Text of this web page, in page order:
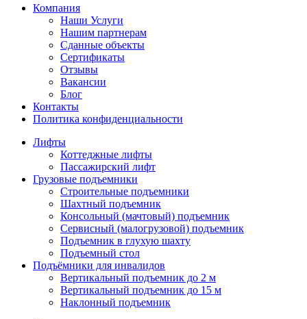
Компания
Наши Услуги
Нашим партнерам
Сданные объекты
Сертификаты
Отзывы
Вакансии
Блог
Контакты
Политика конфиденциальности
Лифты
Коттеджные лифты
Пассажирский лифт
Грузовые подъемники
Строительные подъемники
Шахтный подъемник
Консольный (мачтовый) подъемник
Сервисный (малогрузовой) подъемник
Подъемник в глухую шахту
Подъемный стол
Подъёмники для инвалидов
Вертикальный подъемник до 2 м
Вертикальный подъемник до 15 м
Наклонный подъемник